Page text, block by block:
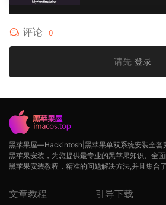
评论 0
请先 登录
黑苹果屋—Hackintosh|黑苹果单双系统安装全套
黑苹果安装，为您提供最专业的黑苹果知识、全
黑苹果安装教程，精准的问题解决方法,并且集合
文章教程 引导下载